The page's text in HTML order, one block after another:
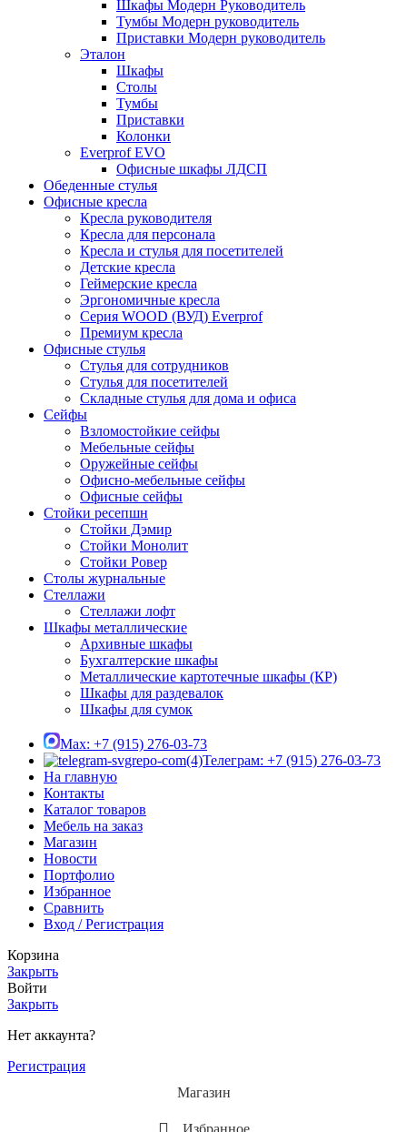
Шкафы Модерн Руководитель
Тумбы Модерн руководитель
Приставки Модерн руководитель
Эталон
Шкафы
Столы
Тумбы
Приставки
Колонки
Everprof EVO
Офисные шкафы ЛДСП
Обеденные стулья
Офисные кресла
Кресла руководителя
Кресла для персонала
Кресла и стулья для посетителей
Детские кресла
Геймерские кресла
Эргономичные кресла
Серия WOOD (ВУД) Everprof
Премиум кресла
Офисные стулья
Стулья для сотрудников
Стулья для посетителей
Складные стулья для дома и офиса
Сейфы
Взломостойкие сейфы
Мебельные сейфы
Оружейные сейфы
Офисно-мебельные сейфы
Офисные сейфы
Стойки ресепшн
Стойки Дэмир
Стойки Монолит
Стойки Ровер
Столы журнальные
Стеллажи
Стеллажи лофт
Шкафы металлические
Архивные шкафы
Бухгалтерские шкафы
Металлические картотечные шкафы (КР)
Шкафы для раздевалок
Шкафы для сумок
Max: +7 (915) 276-03-73
Телеграм: +7 (915) 276-03-73
На главную
Контакты
Каталог товаров
Мебель на заказ
Магазин
Новости
Портфолио
Избранное
Сравнить
Вход / Регистрация
Корзина
Закрыть
Войти
Закрыть
Нет аккаунта?
Регистрация
Магазин
Избранное